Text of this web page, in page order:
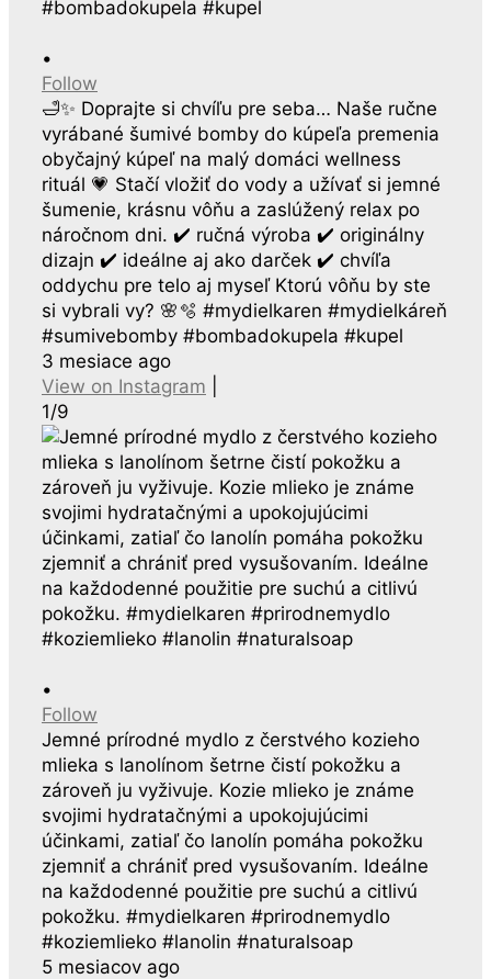
•
Follow
🛁✨ Doprajte si chvíľu pre seba… Naše ručne
vyrábané šumivé bomby do kúpeľa premenia
obyčajný kúpeľ na malý domáci wellness
rituál 💗 Stačí vložiť do vody a užívať si jemné
šumenie, krásnu vôňu a zaslúžený relax po
náročnom dni. ✔️ ručná výroba ✔️ originálny
dizajn ✔️ ideálne aj ako darček ✔️ chvíľa
oddychu pre telo aj myseľ Ktorú vôňu by ste
si vybrali vy? 🌸🫧 #mydielkaren #mydielkáreň
#sumivebomby #bombadokupela #kupel
3 mesiace ago
View on Instagram
1/9
•
Follow
Jemné prírodné mydlo z čerstvého kozieho
mlieka s lanolínom šetrne čistí pokožku a
zároveň ju vyživuje. Kozie mlieko je známe
svojimi hydratačnými a upokojujúcimi
účinkami, zatiaľ čo lanolín pomáha pokožku
zjemniť a chrániť pred vysušovaním. Ideálne
na každodenné použitie pre suchú a citlivú
pokožku. #mydielkaren #prirodnemydlo
#koziemlieko #lanolin #naturalsoap
5 mesiacov ago